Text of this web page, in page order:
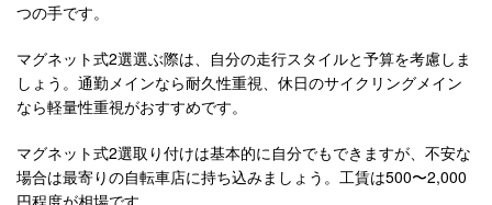
つの手です。
マグネット式2選選ぶ際は、自分の走行スタイルと予算を考慮しま
しょう。通勤メインなら耐久性重視、休日のサイクリングメイン
なら軽量性重視がおすすめです。
マグネット式2選取り付けは基本的に自分でもできますが、不安な
場合は最寄りの自転車店に持ち込みましょう。工賃は500〜2,000
円程度が相場です。